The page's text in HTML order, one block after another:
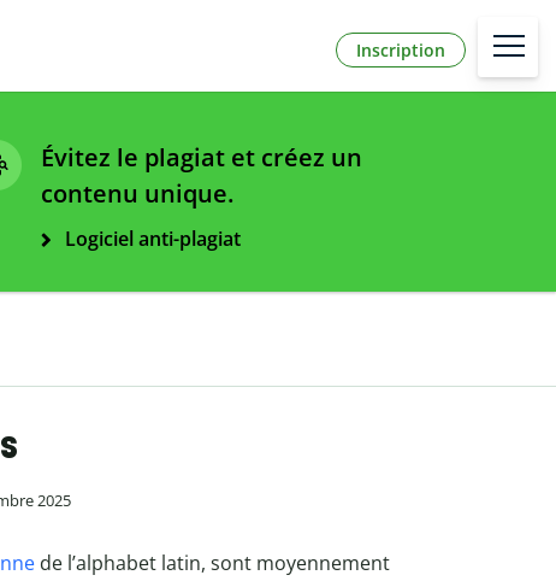
Inscription
Évitez le plagiat et créez un
contenu unique.
Logiciel anti-plagiat
2025
de l’alphabet latin, sont moyennement